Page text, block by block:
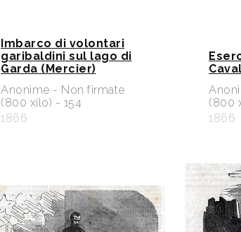
Imbarco di volontari
garibaldini sul lago di
Garda (Mercier)
Anonime - Non firmate
(800 xilo) - 154
1866
(800
1866